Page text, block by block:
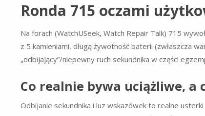
Ronda 715 oczami
Na forach (WatchUSeek, Watch Repair Talk) 715
z 5 kamieniami, długą żywotność baterii (zwłaszcza
„odbijający”/niepewny ruch sekundnika w części
Co realnie bywa uciążliwe, a
Odbijanie sekundnika i luz wskazówek to realne